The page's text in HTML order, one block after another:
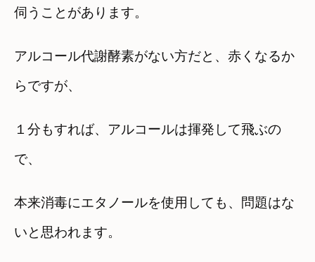
伺うことがあります。
アルコール代謝酵素がない方だと、赤くなるか
らですが、
１分もすれば、アルコールは揮発して飛ぶの
で、
本来消毒にエタノールを使用しても、問題はな
いと思われます。